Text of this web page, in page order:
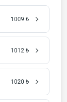
1009 ₺
1012 ₺
1020 ₺